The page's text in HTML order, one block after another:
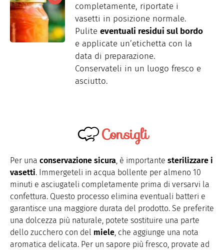
completamente, riportate i
vasetti in posizione normale.
Pulite eventuali residui sul bordo
e applicate un’etichetta con la
data di preparazione.
Conservateli in un luogo fresco e
asciutto.
Consigli
Per una conservazione sicura, è importante sterilizzare i
vasetti. Immergeteli in acqua bollente per almeno 10
minuti e asciugateli completamente prima di versarvi la
confettura. Questo processo elimina eventuali batteri e
garantisce una maggiore durata del prodotto. Se preferite
una dolcezza più naturale, potete sostituire una parte
dello zucchero con del miele, che aggiunge una nota
aromatica delicata. Per un sapore più fresco, provate ad